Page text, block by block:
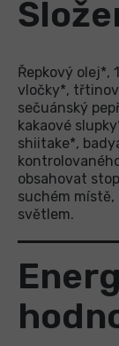
Řepkový olej*,
vločky*,
sečuánský
kakaové
shiitake*,
obsahovat
suchém
světlem.